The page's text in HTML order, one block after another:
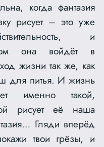
когда фантазия
рисует – это уже
и
она войдёт в
жизни так же, как
для питья. И жизнь
именно такой,
рисует её наша
Гляди вперёд
твои грёзы, и